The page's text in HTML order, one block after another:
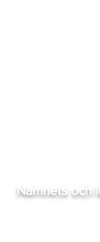
Namnets och